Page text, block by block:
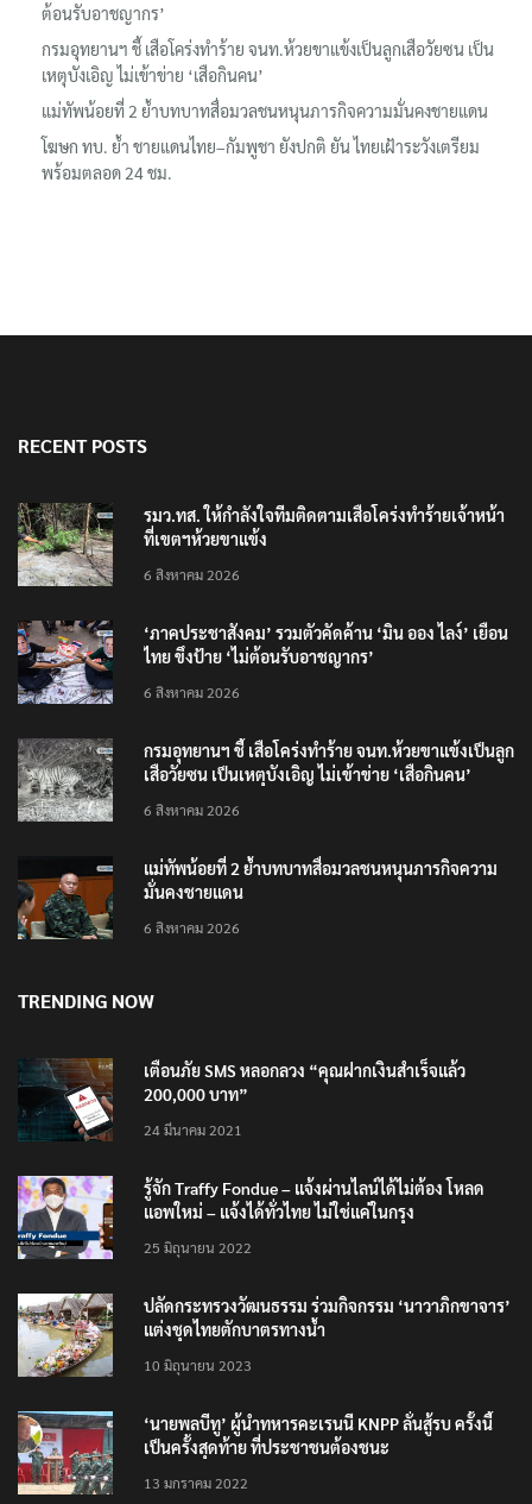
ต้อนรับอาชญากร’
กรมอุทยานฯ ชี้ เสือโคร่งทำร้าย จนท.ห้วยขาแข้งเป็นลูกเสือวัยซน เป็น
เหตุบังเอิญ ไม่เข้าข่าย ‘เสือกินคน’
แม่ทัพน้อยที่ 2 ย้ำบทบาทสื่อมวลชนหนุนภารกิจความมั่นคงชายแดน
โฆษก ทบ. ย้ำ ชายแดนไทย–กัมพูชา ยังปกติ ยัน ไทยเฝ้าระวังเตรียม
พร้อมตลอด 24 ชม.
RECENT POSTS
รมว.ทส. ให้กำลังใจทีมติดตามเสือโคร่งทำร้ายเจ้าหน้า
ที่เขตฯห้วยขาแข้ง
6 สิงหาคม 2026
‘ภาคประชาสังคม’ รวมตัวคัดค้าน ‘มิน ออง ไลง์’ เยือน
ไทย ขึงป้าย ‘ไม่ต้อนรับอาชญากร’
6 สิงหาคม 2026
กรมอุทยานฯ ชี้ เสือโคร่งทำร้าย จนท.ห้วยขาแข้งเป็นลูก
เสือวัยซน เป็นเหตุบังเอิญ ไม่เข้าข่าย ‘เสือกินคน’
6 สิงหาคม 2026
แม่ทัพน้อยที่ 2 ย้ำบทบาทสื่อมวลชนหนุนภารกิจความ
มั่นคงชายแดน
6 สิงหาคม 2026
TRENDING NOW
เตือนภัย SMS หลอกลวง “คุณฝากเงินสำเร็จแล้ว
200,000 บาท”
24 มีนาคม 2021
รู้จัก Traffy Fondue – แจ้งผ่านไลน์ได้ไม่ต้อง โหลด
แอพใหม่ – แจ้งได้ทั่วไทย ไม่ใช่แค่ในกรุง
25 มิถุนายน 2022
ปลัดกระทรวงวัฒนธรรม ร่วมกิจกรรม ‘นาวาภิกขาจาร’
แต่งชุดไทยตักบาตรทางน้ำ
10 มิถุนายน 2023
‘นายพลบีทู’ ผู้นำทหารคะเรนนี KNPP ลั่นสู้รบ ครั้งนี้
เป็นครั้งสุดท้าย ที่ประชาชนต้องชนะ
13 มกราคม 2022